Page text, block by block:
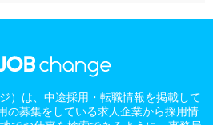
）は、中途採用・転職情報を掲載して
の募集をしている求人企業から採用情